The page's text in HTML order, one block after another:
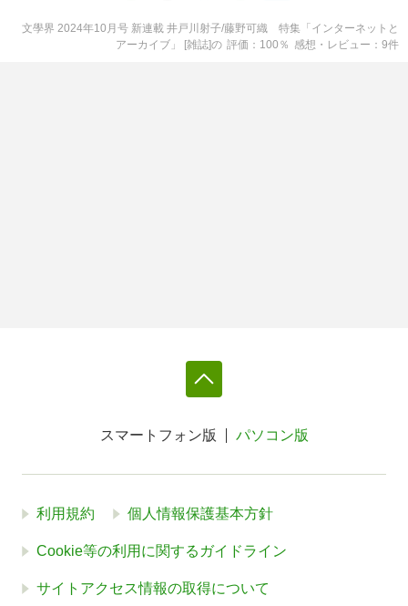
文學界 2024年10月号 新連載 井戸川射子/藤野可織 特集「インターネットと
アーカイブ」 [雑誌]の 評価 100 ％ 感想・レビュー 9件
スマートフォン版 パソコン版
利用規約 個人情報保護基本方針
Cookie等の利用に関するガイドライン
サイトアクセス情報の取得について